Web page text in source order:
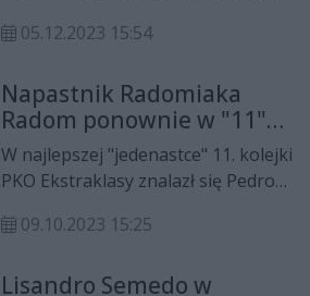
Henrique i Dawid Abramowicz.
05.12.2023 15:54
Napastnik Radomiaka
Radom ponownie w "11"
kolejki
W najlepszej "jedenastce" 11. kolejki
PKO Ekstraklasy znalazł się Pedro
Radom.
09.10.2023 15:25
Lisandro Semedo w